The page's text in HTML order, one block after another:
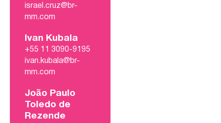
israel.cruz@br-
mm.com
Ivan Kubala
+55 11 3090-9195
ivan.kubala@br-
mm.com
João Paulo
Toledo de
Rezende